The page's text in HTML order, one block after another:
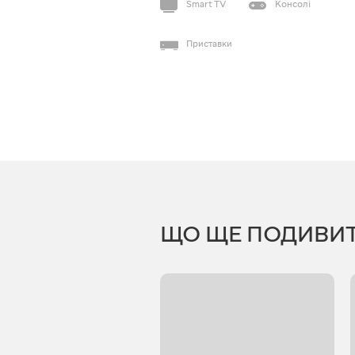
Smart TV Консолі
Приставки
ЩО ЩЕ